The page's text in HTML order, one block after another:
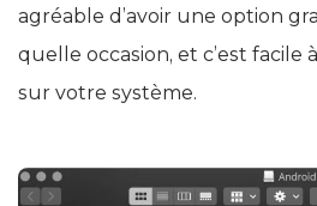
agréable d’avoir une option
quelle occasion, et c’est facile
sur votre système.